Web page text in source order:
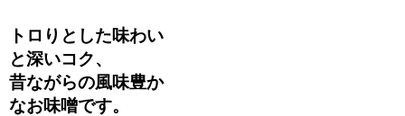
トロりとした味わい
と深いコク、
昔ながらの風味豊か
なお味噌です。